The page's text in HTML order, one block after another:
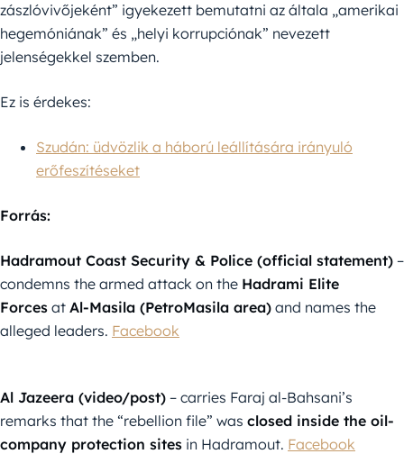
zászlóvivőjeként” igyekezett bemutatni az általa „amerikai
hegemóniának” és „helyi korrupciónak” nevezett
jelenségekkel szemben.
Ez is érdekes:
Szudán: üdvözlik a háború leállítására irányuló
erőfeszítéseket
Forrás:
Hadramout Coast Security & Police (official statement) –
condemns the armed attack on the Hadrami Elite
Forces at Al-Masila (PetroMasila area) and names the
alleged leaders. Facebook
Al Jazeera (video/post) – carries Faraj al-Bahsani’s
remarks that the “rebellion file” was closed inside the oil-
company protection sites in Hadramout. Facebook